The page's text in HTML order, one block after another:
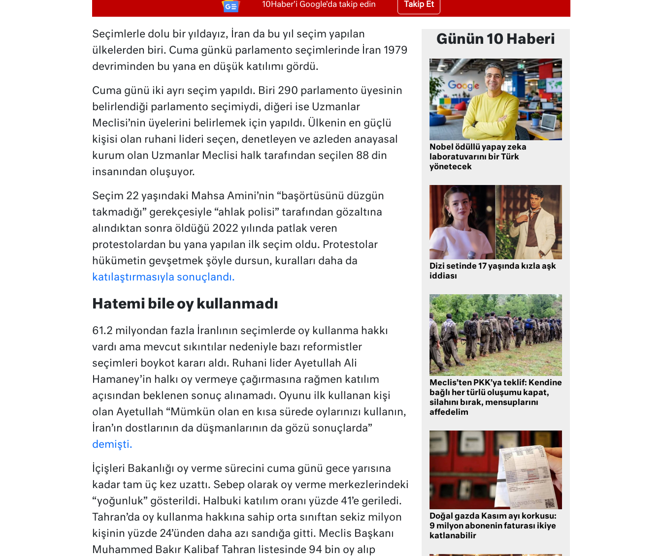
10Haber'i Google'da takip edin Takip Et
Seçimlerle dolu bir yıldayız, İran da bu yıl seçim yapılan
ülkelerden biri. Cuma günkü parlamento seçimlerinde İran 1979
devriminden bu yana en düşük katılımı gördü.
Cuma günü iki ayrı seçim yapıldı. Biri 290 parlamento üyesinin
belirlendiği parlamento seçimiydi, diğeri ise Uzmanlar
Meclisi’nin üyelerini belirlemek için yapıldı. Ülkenin en güçlü
kişisi olan ruhani lideri seçen, denetleyen ve azleden anayasal
kurum olan Uzmanlar Meclisi halk tarafından seçilen 88 din
insanından oluşuyor.
Seçim 22 yaşındaki Mahsa Amini’nin “başörtüsünü düzgün
takmadığı” gerekçesiyle “ahlak polisi” tarafından gözaltına
alındıktan sonra öldüğü 2022 yılında patlak veren
protestolardan bu yana yapılan ilk seçim oldu. Protestolar
hükümetin gevşetmek şöyle dursun, kuralları daha da
katılaştırmasıyla sonuçlandı.
Hatemi bile oy kullanmadı
61.2 milyondan fazla İranlının seçimlerde oy kullanma hakkı
vardı ama mevcut sıkıntılar nedeniyle bazı reformistler
seçimleri boykot kararı aldı. Ruhani lider Ayetullah Ali
Hamaney’in halkı oy vermeye çağırmasına rağmen katılım
açısından beklenen sonuç alınamadı. Oyunu ilk kullanan kişi
olan Ayetullah “Mümkün olan en kısa sürede oylarınızı kullanın,
İran’ın dostlarının da düşmanlarının da gözü sonuçlarda”
demişti.
İçişleri Bakanlığı oy verme sürecini cuma günü gece yarısına
kadar tam üç kez uzattı. Sebep olarak oy verme merkezlerindeki
“yoğunluk” gösterildi. Halbuki katılım oranı yüzde 41’e geriledi.
Tahran’da oy kullanma hakkına sahip orta sınıftan sekiz milyon
kişinin yüzde 24’ünden daha azı sandığa gitti. Meclis Başkanı
Muhammed Bakır Kalibaf Tahran listesinde 94 bin oy alıp
Günün 10 Haberi
Nobel ödüllü yapay zeka
laboratuvarını bir Türk
yönetecek
Dizi setinde 17 yaşında kızla aşk
iddiası
Meclis’ten PKK’ya teklif: Kendine
bağlı her türlü oluşumu kapat,
silahını bırak, mensuplarını
affedelim
Doğal gazda Kasım ayı korkusu:
9 milyon abonenin faturası ikiye
katlanabilir